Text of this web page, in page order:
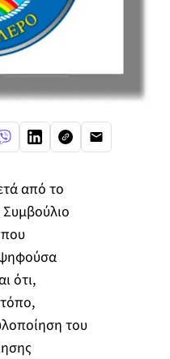
από το
ότι,
του